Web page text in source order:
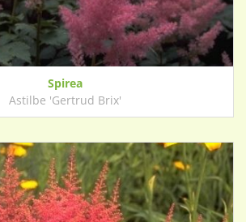
Spirea
Astilbe 'Gertrud Brix'